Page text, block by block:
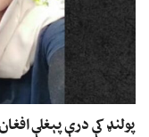
پولنډ کې درې پېغلې